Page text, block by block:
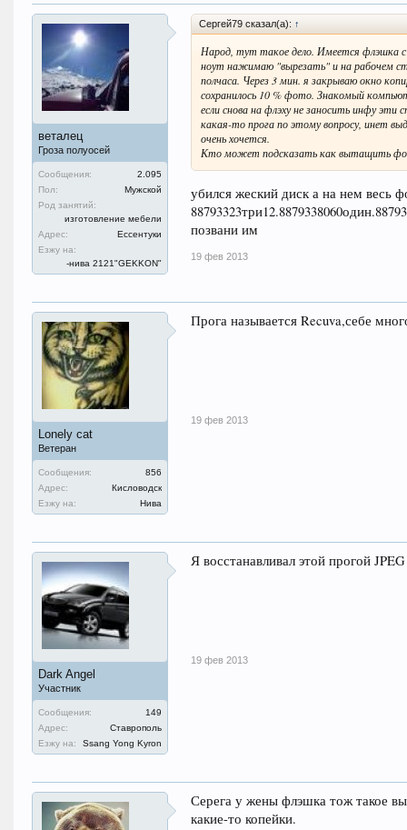
веталец
Гроза полуосей
Сообщения:
2.095
Пол:
Мужской
Род занятий:
изготовление мебели
Адрес:
Ессентуки
Езжу на:
-нива 2121"GEKKON"
Сергей79 сказал(а): ↑
Народ, тут такое дело. Имеется флэшка
ноут нажимаю "вырезать" и на рабочем
полчаса. Через 3 мин. я закрываю окно
сохранилось 10 % фото. Знакомый
если снова на флэху не заносить инфу
какая-то прога по этому вопросу, инет
очень хочется.
Кто может подсказать как вытащить
убился жеский диск а на нем весь
позвани им
19 фев 2013
Lonely cat
Ветеран
Сообщения:
856
Адрес:
Кисловодск
Езжу на:
Нива
Прога называется Recuva,себе
19 фев 2013
Dark Angel
Участник
Сообщения:
149
Адрес:
Ставрополь
Езжу на:
Ssang Yong Kyron
Я восстанавливал этой прогой
19 фев 2013
Серега у жены флэшка тож такое
какие-то копейки.